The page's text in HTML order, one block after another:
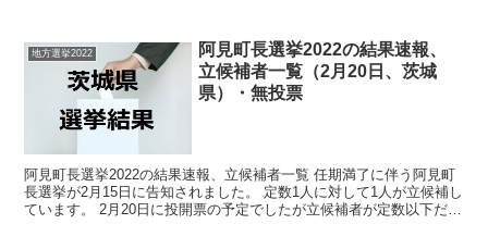
地方選挙2022
阿見町長選挙2022の結果速報、
立候補者一覧（2月20日、茨城
県）・無投票
阿見町長選挙2022の結果速報、立候補者一覧 任期満了に伴う阿見町
長選挙が2月15日に告知されました。 定数1人に対して1人が立候補し
ています。 2月20日に投開票の予定でしたが立候補者が定数以下だっ